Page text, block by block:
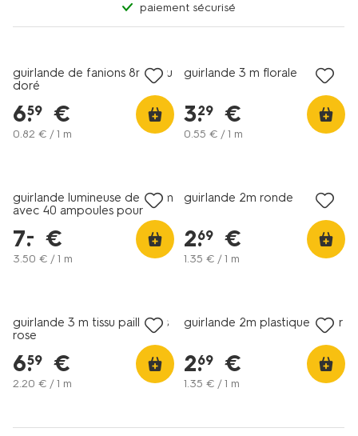
paiement sécurisé
guirlande de fanions 8m tissu
doré
6.
59 €
0.82 € / 1 m
guirlande 3 m florale
3.
29 €
0.55 € / 1 m
guirlande lumineuse de 2,4 m
avec 40 ampoules pour
7.
– €
3.50 € / 1 m
guirlande 2m ronde
2.
69 €
1.35 € / 1 m
guirlande 3 m tissu paillettes
rose
6.
59 €
2.20 € / 1 m
guirlande 2m plastique cœur
2.
69 €
1.35 € / 1 m